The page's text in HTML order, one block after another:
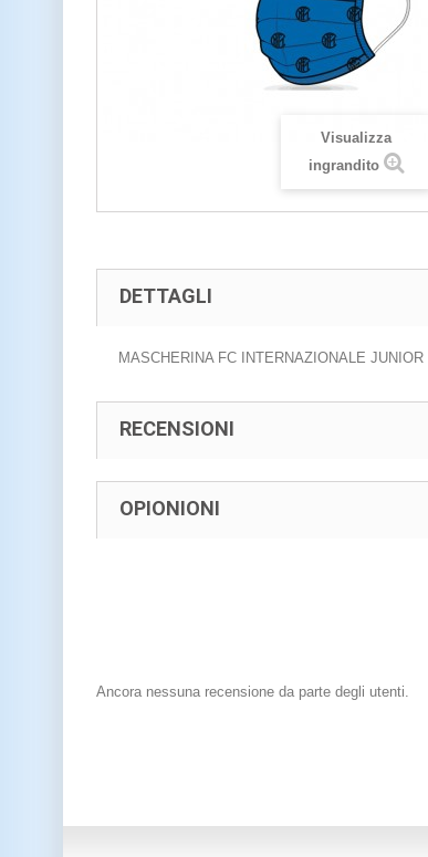
Visualizza
ingrandito
DETTAGLI
MASCHERINA FC INTERNAZIONALE
RECENSIONI
OPIONIONI
Ancora nessuna recensione da parte degli utenti.